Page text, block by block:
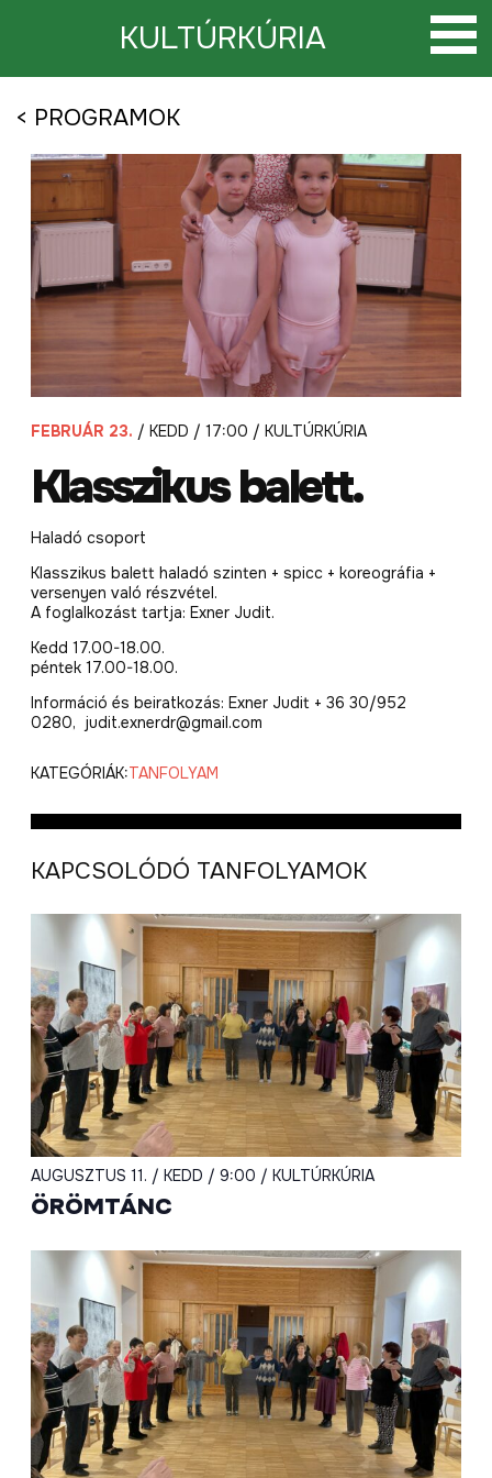
KULTÚRKÚRIA
< PROGRAMOK
FEBRUÁR 23. / KEDD / 17:00 / KULTÚRKÚRIA
Klasszikus balett.
Haladó csoport
Klasszikus balett haladó szinten + spicc + koreográfia +
versenyen való részvétel.
A foglalkozást tartja: Exner Judit.
Kedd 17.00-18.00.
péntek 17.00-18.00.
Információ és beiratkozás: Exner Judit + 36 30/952
0280, judit.exnerdr@gmail.com
KATEGÓRIÁK:TANFOLYAM
KAPCSOLÓDÓ TANFOLYAMOK
AUGUSZTUS 11. / KEDD / 9:00 / KULTÚRKÚRIA
ÖRÖMTÁNC